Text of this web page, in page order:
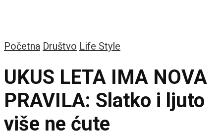
Početna Društvo Life Style
UKUS LETA IMA NOVA
PRAVILA: Slatko i ljuto
više ne ćute